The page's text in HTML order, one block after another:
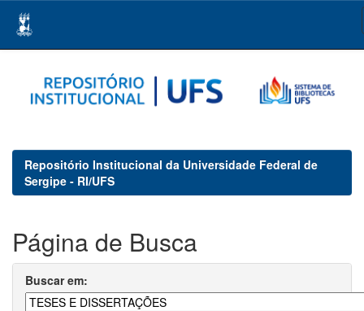
navigation
Repositório Institucional da Universidade Federal de
Sergipe - RI/UFS
Página de Busca
Buscar em: